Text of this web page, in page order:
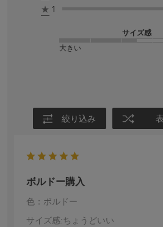
★ 1
サイズ感
大きい
絞り込み
ボルドー購入
色：ボルドー
サイズ感:ちょうどいい